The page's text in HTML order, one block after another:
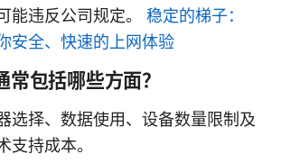
能违反公司规定。 稳定的梯子：
安全、快速的上网体验
常包括哪些方面？
选择、数据使用、设备数量限制及
支持成本。